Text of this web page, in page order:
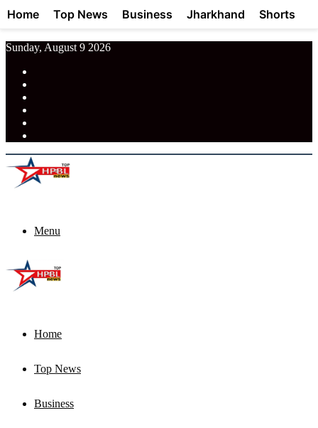
Sunday, August 9 2026
Menu
Home
Top News
Business
Home Top News Business Jharkhand Shorts